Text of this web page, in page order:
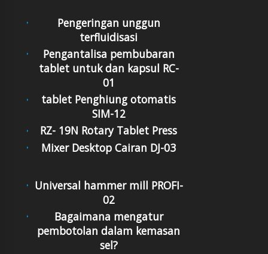
Pengeringan unggun
terfluidisasi
Pengantalisa pembubaran
tablet untuk dan kapsul RC-
01
tablet Penghiung otomatis
SIM-12
RZ- 19N Rotary Tablet Press
Mixer Desktop Cairan DJ-03
Universal hammer mill PROFI-
02
Bagaimana mengatur
pembotolan dalam kemasan
sel?